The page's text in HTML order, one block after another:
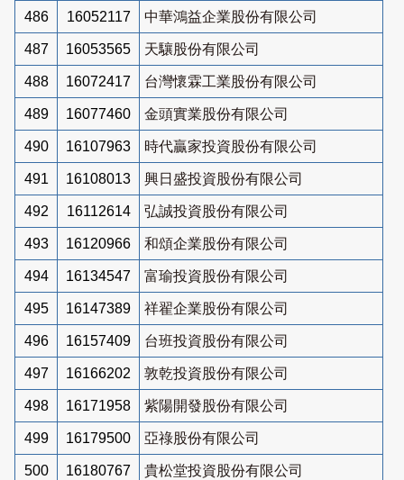
486 16052117 中華鴻益企業股份有限公司
487 16053565 天驤股份有限公司
488 16072417 台灣懷霖工業股份有限公司
489 16077460 金頭實業股份有限公司
490 16107963 時代贏家投資股份有限公司
491 16108013 興日盛投資股份有限公司
492 16112614 弘誠投資股份有限公司
493 16120966 和頌企業股份有限公司
494 16134547 富瑜投資股份有限公司
495 16147389 祥翟企業股份有限公司
496 16157409 台班投資股份有限公司
497 16166202 敦乾投資股份有限公司
498 16171958 紫陽開發股份有限公司
499 16179500 亞祿股份有限公司
500 16180767
貴松堂投資股份有限公司